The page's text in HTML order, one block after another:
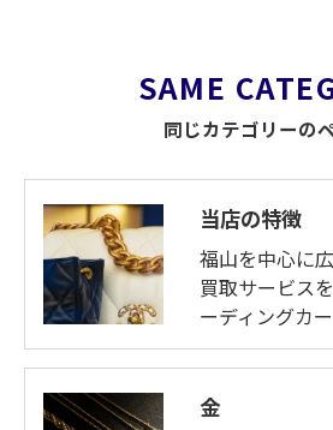
同じカテゴリーの
SAME
当店の特徴
福山を中心に
買取サービス
ーディングカ
金